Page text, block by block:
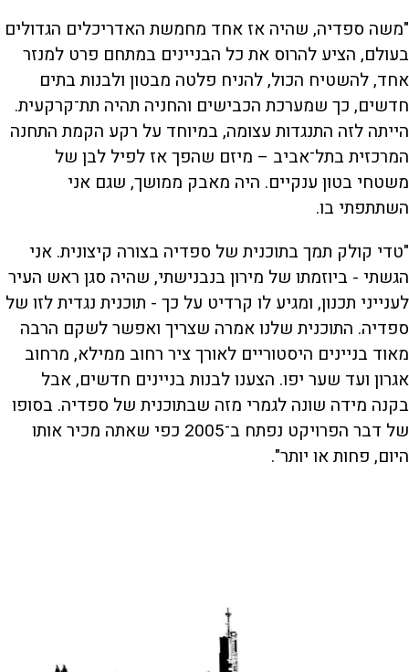
"משה ספדיה, שהיה אז אחד מחמשת האדריכלים הגדולים
בעולם, הציע להרוס את כל הבניינים במתחם פרט למנזר
אחד, להשטיח הכול, להניח פלטה מבטון ולבנות בתים
חדשים, כך שמערכת הכבישים והחניה תהיה תת־קרקעית.
הייתה לזה התנגדות עצומה, במיוחד על רקע הקמת התחנה
המרכזית בתל־אביב – מיזם שהפך אז לפיל לבן של
משטחי בטון ענקיים. היה מאבק ממושך, שגם אני
השתתפתי בו.
"טדי קולק תמך בתוכנית של ספדיה בצורה קיצונית. אני
הגשתי - ביוזמתו של מירון בנבנישתי, שהיה סגן ראש העיר
לענייני תכנון, ומגיע לו קרדיט על כך - תוכנית נגדית לזו של
ספדיה. התוכנית שלנו אמרה שצריך ואפשר לשקם הרבה
מאוד בניינים היסטוריים לאורך ציר רחוב ממילא, מרחוב
אגרון ועד שער יפו. הצענו לבנות בניינים חדשים, אבל
בקנה מידה שונה לגמרי מזה שבתוכנית של ספדיה. בסופו
של דבר הפרויקט נפתח ב־2005 כפי שאתה מכיר אותו
היום, פחות או יותר".